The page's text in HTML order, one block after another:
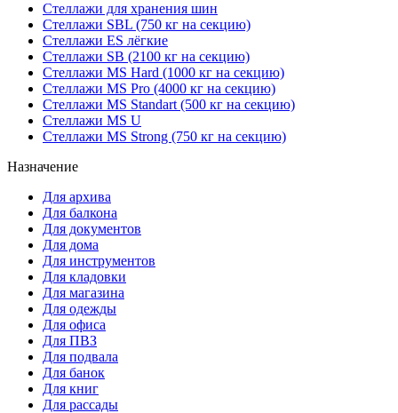
Стеллажи для хранения шин
Стеллажи SBL (750 кг на секцию)
Стеллажи ES лёгкие
Стеллажи SB (2100 кг на секцию)
Стеллажи MS Hard (1000 кг на секцию)
Стеллажи MS Pro (4000 кг на секцию)
Стеллажи MS Standart (500 кг на секцию)
Стеллажи MS U
Стеллажи MS Strong (750 кг на секцию)
Назначение
Для архива
Для балкона
Для документов
Для дома
Для инструментов
Для кладовки
Для магазина
Для одежды
Для офиса
Для ПВЗ
Для подвала
Для банок
Для книг
Для рассады